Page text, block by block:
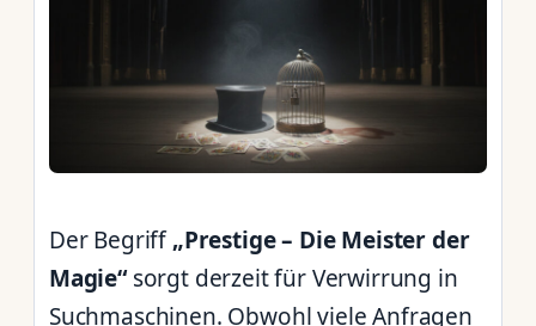
Der Begriff„Prestige – Die Meister der
Magie“sorgt derzeit für Verwirrung in
Suchmaschinen. Obwohl viele Anfragen